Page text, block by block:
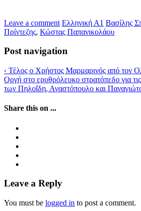
Leave a comment Ελληνική Α1 Βασίλης
Πρίντεζης, Κώστας Παπανικολάου
Post navigation
‹ Τέλος ο Χρήστος Μαρμαρινός από τον
Οργή στο ερυθρόλευκο στρατόπεδο για τις
των Πηλοΐδη, Αναστόπουλο και
Share this on ...
Leave a Reply
You must be logged in to post a comment.